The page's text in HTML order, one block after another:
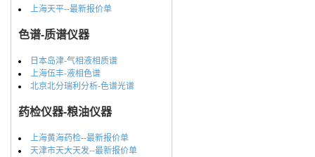
上海天平--最新报价单
色谱-质谱仪器
日本岛津-气相液相质谱
上海伍丰-液相色谱
北京北分瑞利分析-色谱光谱
药检仪器-粮油仪器
上海黄海药检--最新报价单
天津市天大天发--最新报价单